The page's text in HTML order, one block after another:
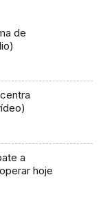
de
a
hoje